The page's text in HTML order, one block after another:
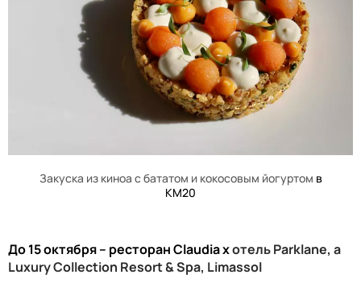
Закуска из киноа с бататом и кокосовым йогуртом в
КМ20
До15октября– ресторанClaudia xотельParklane, a
Luxury Collection Resort & Spa, Limassol